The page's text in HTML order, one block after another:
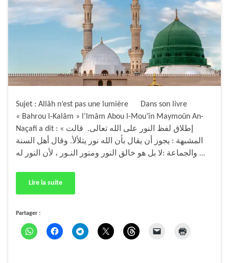
Sujet : Allâh n’est pas une lumière Dans son livre
« Bahrou l-Kalâm » l’Imâm Abou l-Mou’în Maymoûn An-
Naçafi a dit : « إطلاق لفظ النور على الله تعالى. قالت
المشبهة : يجوز أن يقال بأن الله نور يتلألأ. وقال أهل السنة
والجماعة :لا بل هو خالق النور ومنور النـور ، لأن النور له …
Lire la suite
Partager :